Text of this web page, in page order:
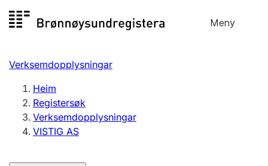
til
Meny
Registersøk
Aksjeselskap
Enkeltpersonføretak
Registrere, endre, slette
Verksemdopplysningar
Heim
Registersøk
Verksemdopplysningar
VISTIG AS